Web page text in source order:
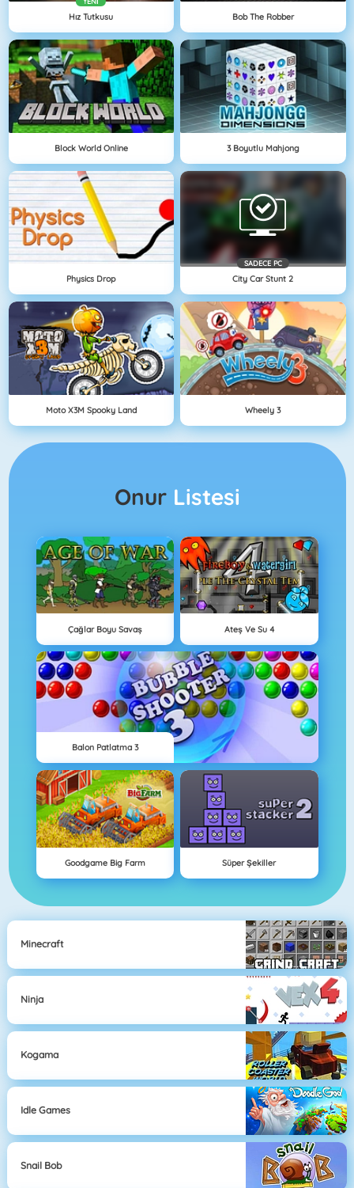
Hız Tutkusu Bob The Robber
Block World Online 3 Boyutlu Mahjong
Physics Drop
SADECE PC
City Car Stunt 2
Moto X3M Spooky Land Wheely 3
Onur Listesi
Çağlar Boyu Savaş Ateş Ve Su 4
Balon Patlatma 3
Goodgame Big Farm Süper Şekiller
Minecraft
Ninja
Kogama
Idle Games
Snail Bob